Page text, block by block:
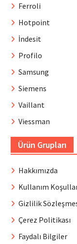
Ferroli
Hotpoint
İndesit
Profilo
Samsung
Siemens
Vaillant
Viessman
Ürün Grupları
Hakkımızda
Kullanım
Gizlilik
Çerez Politikası
Faydalı Bilgiler